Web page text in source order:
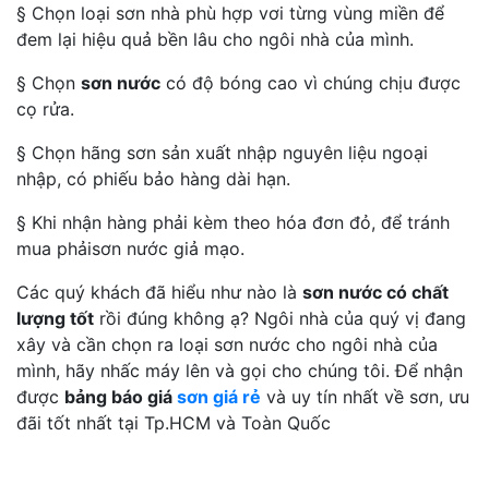
§ Chọn loại sơn nhà phù hợp vơi từng vùng miền để
đem lại hiệu quả bền lâu cho ngôi nhà của mình.
§ Chọn sơn nước có độ bóng cao vì chúng chịu được
cọ rửa.
§ Chọn hãng sơn sản xuất nhập nguyên liệu ngoại
nhập, có phiếu bảo hàng dài hạn.
§ Khi nhận hàng phải kèm theo hóa đơn đỏ, để tránh
mua phảisơn nước giả mạo.
Các quý khách đã hiểu như nào là sơn nước có chất
lượng tốt rồi đúng không ạ? Ngôi nhà của quý vị đang
xây và cần chọn ra loại sơn nước cho ngôi nhà của
mình, hãy nhấc máy lên và gọi cho chúng tôi. Để nhận
được bảng báo giá sơn giá rẻ và uy tín nhất về sơn, ưu
đãi tốt nhất tại Tp.HCM và Toàn Quốc